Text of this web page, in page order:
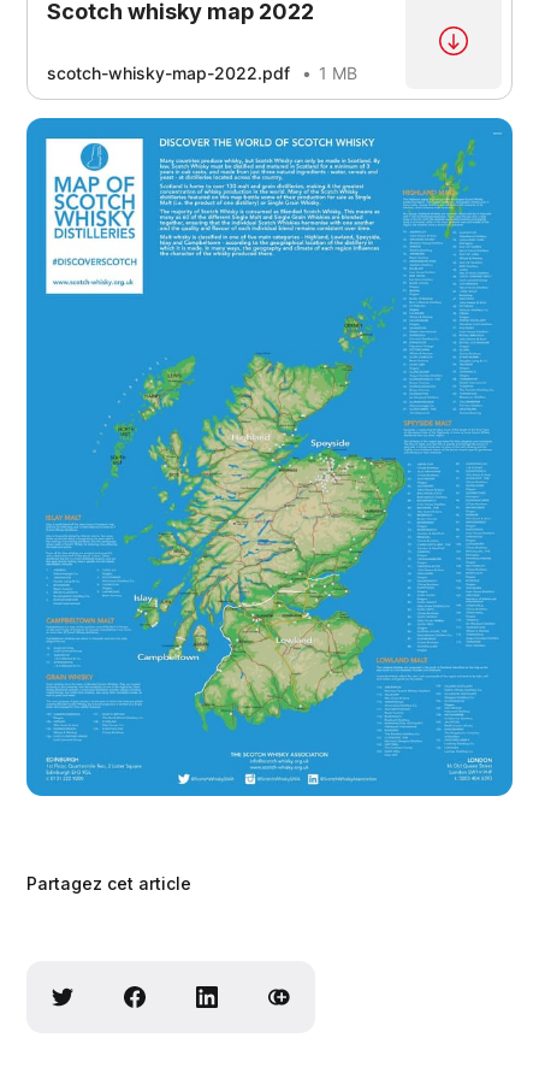
Scotch whisky map 2022
scotch-whisky-map-2022.pdf 1 MB
Partagez cet article